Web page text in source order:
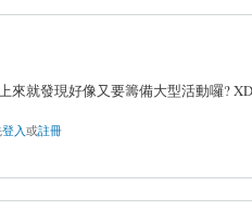
來就發現好像又要籌備大型活動囉? XD
登入或註冊